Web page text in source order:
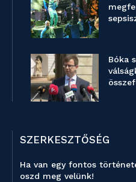
Bóka
SZERKESZTŐSÉG
Ha van egy fontos
oszd meg velünk!